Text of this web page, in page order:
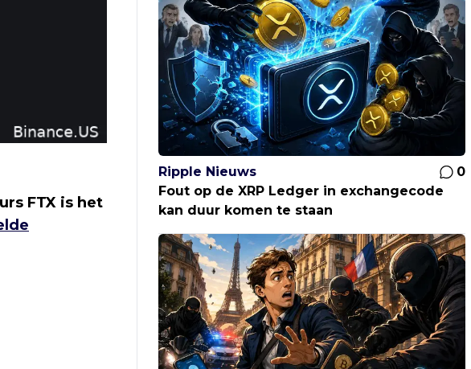
FTX is het
Ripple Nieuws
0
Fout op de XRP Ledger in exchangecode
kan duur komen te staan